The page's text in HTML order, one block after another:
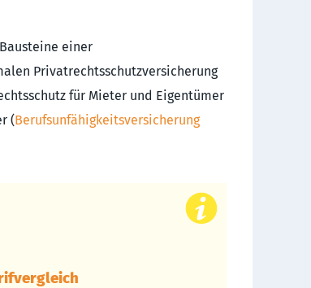
einer
Privatrechtsschutzversicherung
für Mieter und Eigentümer
(Berufsunfähigkeitsversicherung